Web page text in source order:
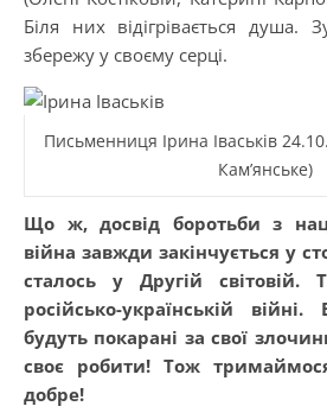
Біля них відігрівається душа.
збережу у своєму серці.
Письменниця Ірина Іваськів
Кам’янське)
Що ж, досвід боротьби з
війна завжди закінчується у
сталось у Другій світовій.
російсько-українській
будуть покарані за свої
своє робити! Тож
добре!